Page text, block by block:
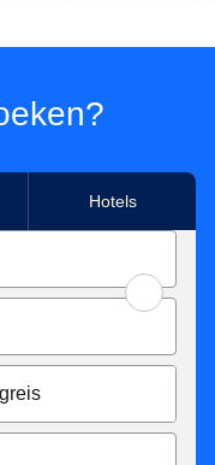
Airport,
Hbf. Onder
Standard,
met Eurostar
Chessy, Paris
Koeln Hbf,
Hbf, Essen
tickets zijn:
Hotels